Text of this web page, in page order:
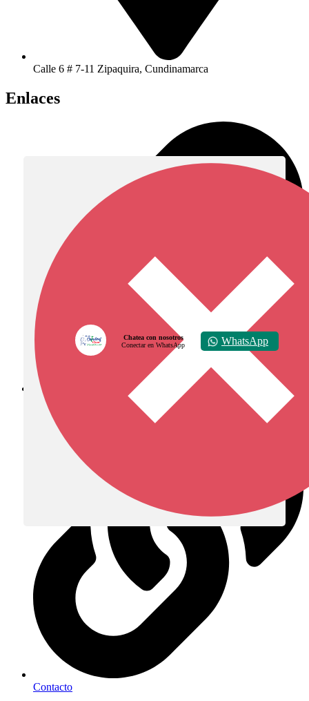
Calle 6 # 7-11 Zipaquira, Cundinamarca
Enlaces
Diócesis de Zipaquirá
Contacto
Chatea con nosotros
Conectar en WhatsApp
WhatsApp